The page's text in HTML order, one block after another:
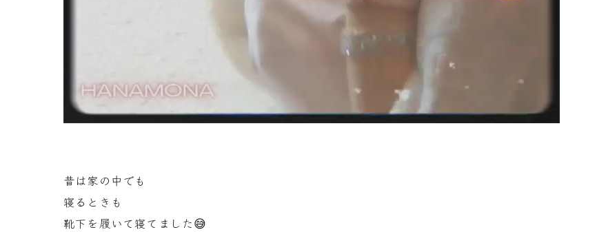
昔は家の中でも
寝るときも
靴下を履いて寝てました😅